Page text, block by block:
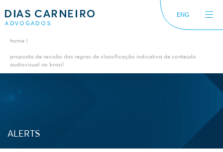
ENG
O escritório
Internacional
Notícias
Alerts
home
proposta de revisão das regras de classificação indicativa de conteúdo
audiovisual no brasil
ALERTS